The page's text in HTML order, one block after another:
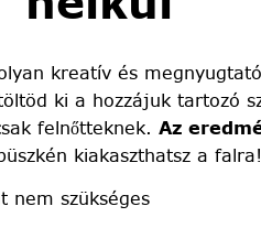
kreatív és
ki a hozzájuk tartozó
felnőtteknek. Az
kiakaszthatsz a falra!
nem szükséges